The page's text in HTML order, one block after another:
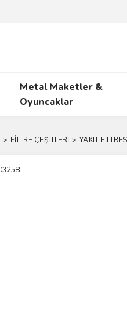
Metal Maketler &
Oyuncaklar
FİLTRE ÇEŞİTLERİ YAKIT